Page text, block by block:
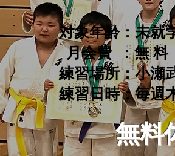
対象年齢：未就
月会費 ：無 料
練習場所：小瀬
練習日時：毎週
無料